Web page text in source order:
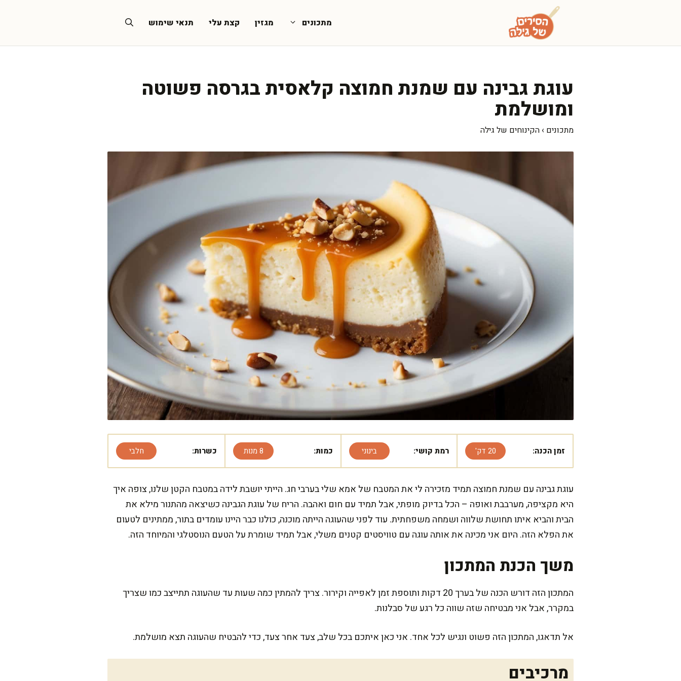
מתכונים מגזין קצת עלי תנאי שימוש
עוגת גבינה עם שמנת חמוצה קלאסית בגרסה פשוטה
ומושלמת
מתכונים › הקינוחים של גילה
זמן הכנה: 20 דק' רמת קושי: בינוני כמות: 8 מנות כשרות: חלבי
עוגת גבינה עם שמנת חמוצה תמיד מזכירה לי את המטבח של אמא שלי בערבי חג. הייתי יושבת לידה במטבח הקטן שלנו, צופה איך
היא מקציפה, מערבבת ואופה – הכל בדיוק מופתי, אבל תמיד עם חום ואהבה. הריח של עוגת הגבינה כשיצאה מהתנור מילא את
הבית והביא איתו תחושת שלווה ושמחה משפחתית. עוד לפני שהעוגה הייתה מוכנה, כולנו כבר היינו עומדים בתור, ממתינים לטעום
את הפלא הזה. היום אני מכינה את אותה עוגה עם טוויסטים קטנים משלי, אבל תמיד שומרת על הטעם הנוסטלגי והמיוחד הזה.
משך הכנת המתכון
המתכון הזה דורש הכנה של בערך 20 דקות ותוספת זמן לאפייה וקירור. צריך להמתין כמה שעות עד שהעוגה תתייצב כמו שצריך
במקרר, אבל אני מבטיחה שזה שווה כל רגע של סבלנות.
אל תדאגו, המתכון הזה פשוט ונגיש לכל אחד. אני כאן איתכם בכל שלב, צעד אחר צעד, כדי להבטיח שהעוגה תצא מושלמת.
מרכיבים